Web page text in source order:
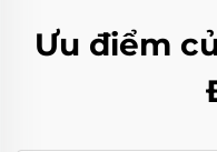
Ưu điểm